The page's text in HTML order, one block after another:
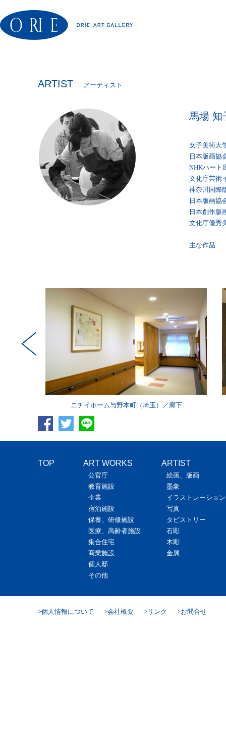
ARTIST アーティスト
馬場 知
女子美術大
日本版画協
NHKハート
文化庁芸術
神奈川国際
日本版画
日本創作版
文化庁優秀
主な作品
ニチイホーム与野本町（埼玉）／廊下
TOP ART WORKS
公官庁
教育施設
企業
宿泊施設
保養、研修施設
医療、高齢者施設
集合住宅
商業施設
個人邸
その他
ARTIST
絵画、版画
墨象
イラストレーション
写真
タピストリー
石彫
木彫
金属
個人情報について 会社概要 リンク お問合せ